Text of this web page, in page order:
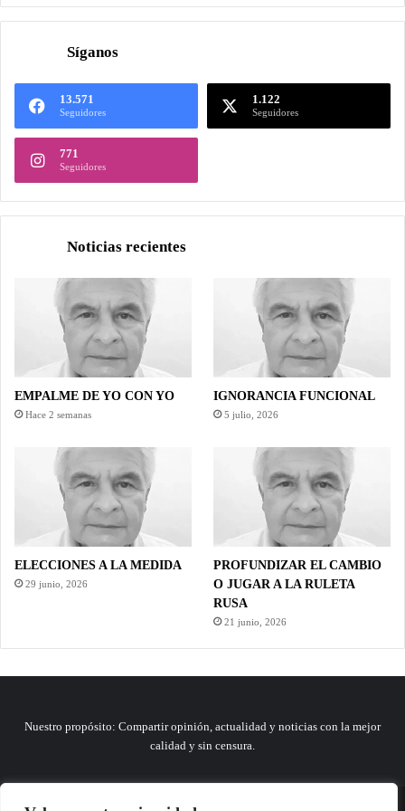
Síganos
13.571
Seguidores
1.122
Seguidores
771
Seguidores
Noticias recientes
EMPALME DE YO CON YO
Hace 2 semanas
IGNORANCIA FUNCIONAL
5 julio, 2026
ELECCIONES A LA MEDIDA
29 junio, 2026
PROFUNDIZAR EL CAMBIO
O JUGAR A LA RULETA
RUSA
21 junio, 2026
Nuestro propósito: Compartir opinión, actualidad y noticias con la mejor
calidad y sin censura.